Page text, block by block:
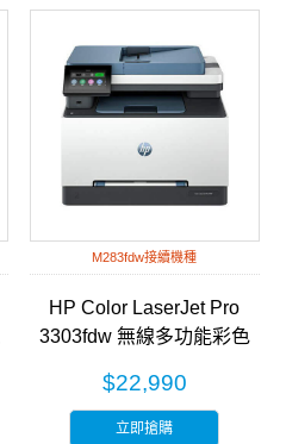
M283fdw接續機種
HP Color LaserJet Pro
3303fdw 無線多功能彩色
$22,990
立即搶購